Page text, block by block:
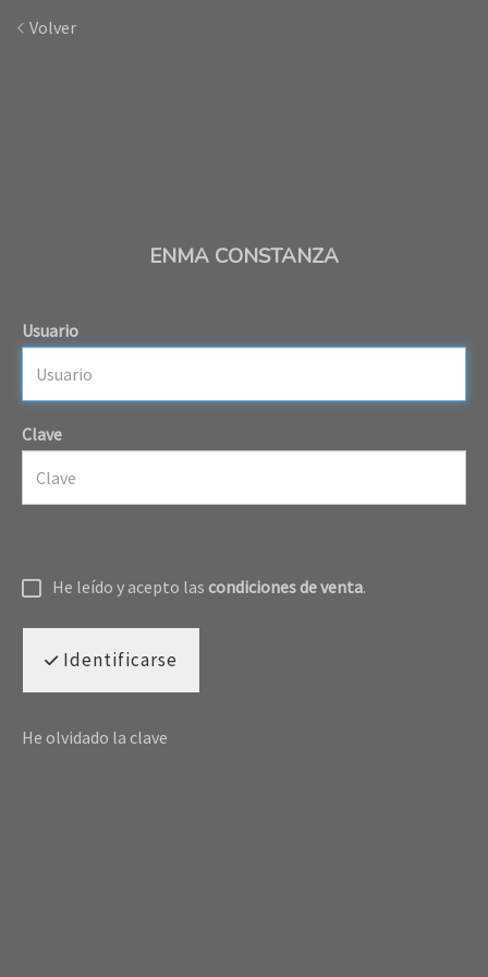
Volver
ENMA CONSTANZA
Usuario
Clave
He leído y acepto las condiciones de venta.
Identificarse
He olvidado la clave